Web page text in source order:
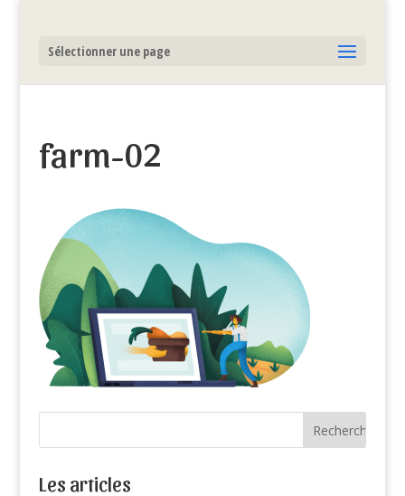
Sélectionner une page
farm-02
Les articles